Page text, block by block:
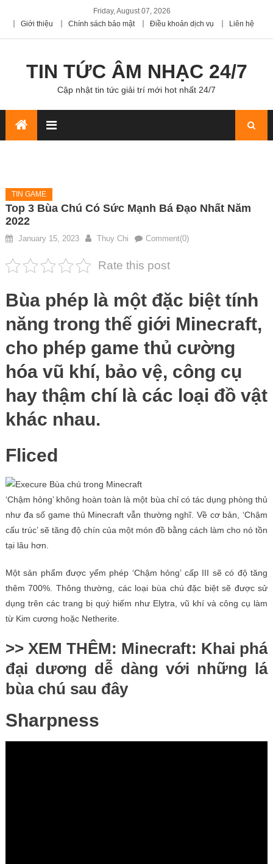
Friday, August 07, 2026
Giới thiệu
Chính sách bảo mật Điều khoản dịch vụ Liên hệ
TIN TỨC ÂM NHẠC 24/7
Cập nhật tin tức giải trí mới hot nhất 24/7
TIN GAME
Top 3 Bùa Chú Có Sức Mạnh Bá Đạo Nhất Năm
2022
January 15, 2023 Thuy Chi Comment(0)
Rate this post
Bùa phép là một đặc biệt tính
năng trong thế giới Minecraft,
cho phép game thủ cường
hóa vũ khí, bảo vệ, công cụ
hay thậm chí là các loại đồ vật
khác nhau.
Fliced
‘Chậm hỏng’ không hoàn toàn là một bùa chỉ có tác dụng phòng thủ
như đa số game thủ Minecraft vẫn thường nghĩ. Về cơ bản, ‘Chậm
cấu trúc’ sẽ tăng độ chín của một món đồ bằng cách làm cho nó tồn
tại lâu hơn.
Một sản phẩm được yểm phép ‘Chậm hỏng’ cấp III sẽ có độ tăng
thêm 700%. Thông thường, các loại bùa chú đặc biệt sẽ được sử
dụng trên các trang bị quý hiếm như Elytra, vũ khí và công cụ làm
từ Kim cương hoặc Netherite.
>> XEM THÊM: Minecraft: Khai phá
đại dương dễ dàng với những lá
bùa chú sau đây
Sharpness